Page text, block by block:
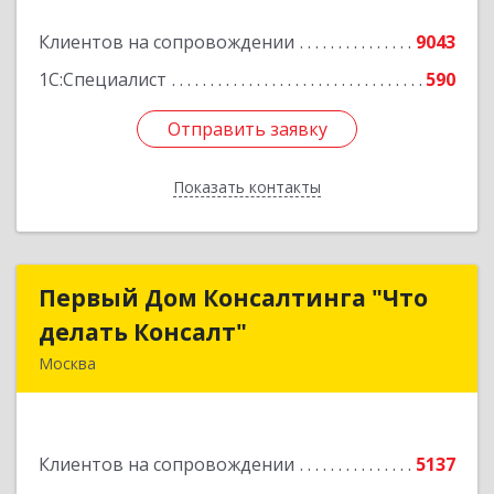
Клиентов на сопровождении
9043
1С:Специалист
590
Отправить заявку
Показать контакты
Отправить заявку
Назад
Первый Дом Консалтинга "Что
делать Консалт"
Москва
Клиентов на сопровождении
5137
Первый Дом Консалтинга "Что